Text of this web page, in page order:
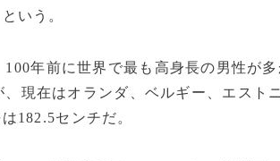
いう。
100年前に世界で最も高身長の男性が
、現在はオランダ、ベルギー、エスト
182.5センチだ。